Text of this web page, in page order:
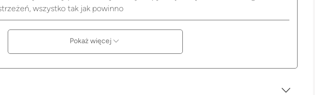
wszystko tak jak powinno
Pokaż więcej